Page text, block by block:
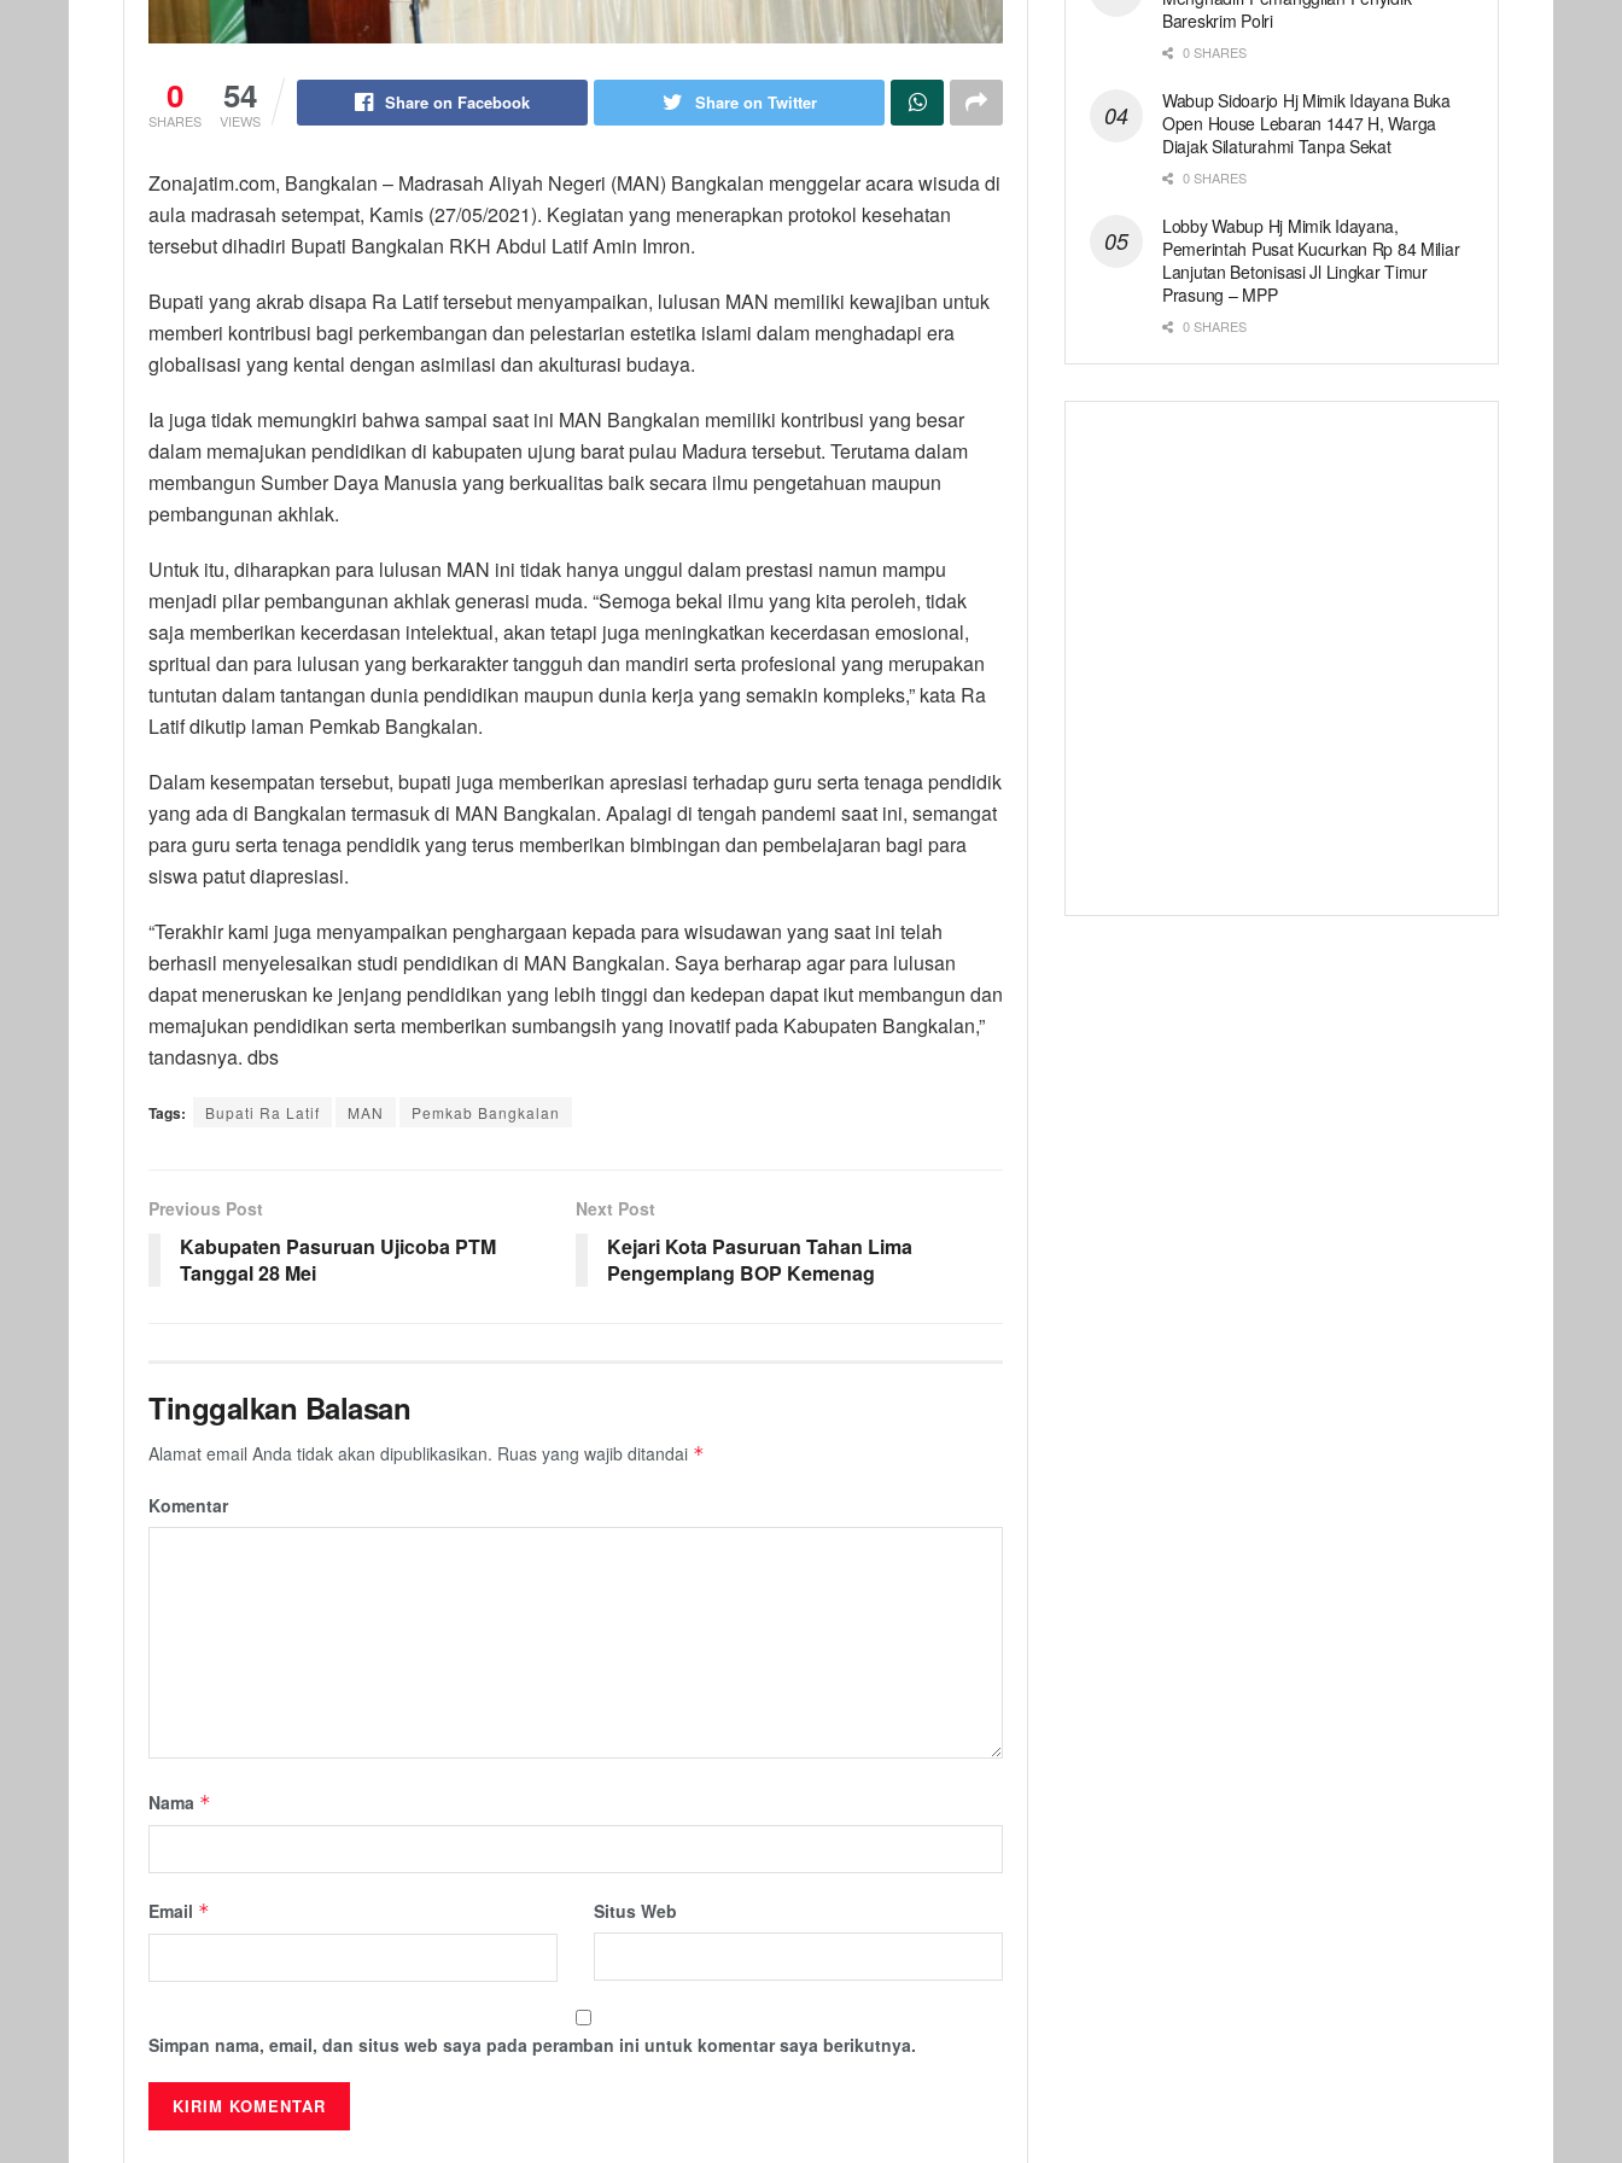
0
SHARES
54
VIEWS
Share on Facebook Share on Twitter
Zonajatim.com, Bangkalan – Madrasah Aliyah Negeri (MAN) Bangkalan menggelar acara wisuda di
aula madrasah setempat, Kamis (27/05/2021). Kegiatan yang menerapkan protokol kesehatan
tersebut dihadiri Bupati Bangkalan RKH Abdul Latif Amin Imron.
Bupati yang akrab disapa Ra Latif tersebut menyampaikan, lulusan MAN memiliki kewajiban untuk
memberi kontribusi bagi perkembangan dan pelestarian estetika islami dalam menghadapi era
globalisasi yang kental dengan asimilasi dan akulturasi budaya.
Ia juga tidak memungkiri bahwa sampai saat ini MAN Bangkalan memiliki kontribusi yang besar
dalam memajukan pendidikan di kabupaten ujung barat pulau Madura tersebut. Terutama dalam
membangun Sumber Daya Manusia yang berkualitas baik secara ilmu pengetahuan maupun
pembangunan akhlak.
Untuk itu, diharapkan para lulusan MAN ini tidak hanya unggul dalam prestasi namun mampu
menjadi pilar pembangunan akhlak generasi muda. “Semoga bekal ilmu yang kita peroleh, tidak
saja memberikan kecerdasan intelektual, akan tetapi juga meningkatkan kecerdasan emosional,
spritual dan para lulusan yang berkarakter tangguh dan mandiri serta profesional yang merupakan
tuntutan dalam tantangan dunia pendidikan maupun dunia kerja yang semakin kompleks,” kata Ra
Latif dikutip laman Pemkab Bangkalan.
Dalam kesempatan tersebut, bupati juga memberikan apresiasi terhadap guru serta tenaga pendidik
yang ada di Bangkalan termasuk di MAN Bangkalan. Apalagi di tengah pandemi saat ini, semangat
para guru serta tenaga pendidik yang terus memberikan bimbingan dan pembelajaran bagi para
siswa patut diapresiasi.
“Terakhir kami juga menyampaikan penghargaan kepada para wisudawan yang saat ini telah
berhasil menyelesaikan studi pendidikan di MAN Bangkalan. Saya berharap agar para lulusan
dapat meneruskan ke jenjang pendidikan yang lebih tinggi dan kedepan dapat ikut membangun dan
memajukan pendidikan serta memberikan sumbangsih yang inovatif pada Kabupaten Bangkalan,”
tandasnya. dbs
Tags: Bupati Ra Latif MAN Pemkab Bangkalan
Previous Post
Kabupaten Pasuruan Ujicoba PTM
Tanggal 28 Mei
Next Post
Kejari Kota Pasuruan Tahan Lima
Pengemplang BOP Kemenag
Tinggalkan Balasan
Alamat email Anda tidak akan dipublikasikan. Ruas yang wajib ditandai *
Komentar
Nama *
Email * Situs Web
Simpan nama, email, dan situs web saya pada peramban ini untuk komentar saya berikutnya.
Bareskrim Polri
0 SHARES
Wabup Sidoarjo Hj Mimik Idayana Buka
Open House Lebaran 1447 H, Warga
Diajak Silaturahmi Tanpa Sekat
0 SHARES
Lobby Wabup Hj Mimik Idayana,
Pemerintah Pusat Kucurkan Rp 84 Miliar
Lanjutan Betonisasi Jl Lingkar Timur
Prasung – MPP
0 SHARES